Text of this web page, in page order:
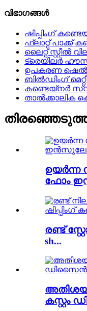
വിഭാഗങ്ങൾ
ഷിപ്പിംഗ്
ഫ്ലാറ്റ് പാക്ക്
ലൈറ്റ് സ്റ്റീൽ
ട്രെയിലർ
ഉപകരണ
ബിൽഡിംഗ്
കണ്ടെയ്നർ
താൽക്കാലിക
ഉയർന്ന
ഫോം
രണ്ട്
sh...
കസ്റ്റം